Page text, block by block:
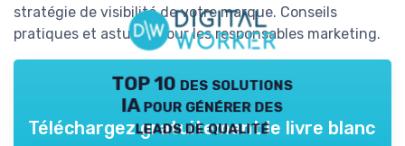
stratégie de visibilité de votre marque. Conseils
pratiques et astuces pour les responsables marketing.
TOP 10 des solutions
IA pour générer des
leads de qualité
Téléchargez gratuitement le livre blanc